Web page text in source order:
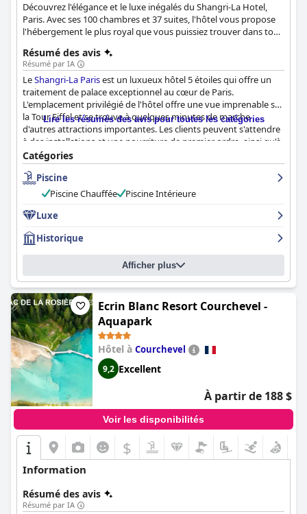
Découvrez l'élégance et le luxe inégalés du Shangri-La Hotel,
Paris. Avec ses 100 chambres et 37 suites, l'hôtel vous propose
l'hébergement le plus royal que vous puissiez trouver dans tout
Résumé des avis
Résumé par IA
LeShangri-La Parisest un luxueux hôtel 5 étoiles qui offre un
traitement de palace exceptionnel au cœur de Paris.
L'emplacement privilégié de l'hôtel offre une vue imprenable sur
la Tour Eiffel et se trouve à quelques minutes de marche
d'autres attractions importantes. Les clients peuvent s'attendre
à des installations et une nourriture de premier ordre, ainsi qu'à
un personnel exceptionnel qui offre une énergie positive et un
traitement de princesse. Les chambres sont incroyablement
propres et bien entretenues, avec d'authentiques moulures et
dorures, des parquets de style Versailles, des œuvres d'art
design français classique de la fin du XVIIIe siècle à de subtiles
sur le petit déjeuner, beaucoup ont vécu une expérience
délicieuse et inoubliable. Le personnel de l'hôtel a été décrit
comme attentif, courtois et poli, l'équipe de la conciergerie se
surpassant pour aider les clients. La propreté de l'hôtel est
irréprochable, les chambres étant nettoyées dans les moindres
détails et entretenues deux fois par jour. Dans l'ensemble, les
clients ont passé un séjour fabuleux auShangri-La Pariset le
recommandent vivement pour une escapade luxueuse à Paris.
Lire les résumés des avis pour toutes les catégories
Catégories
Piscine
Piscine Chauffée
Piscine Intérieure
Luxe
Historique
Afficher plus
Ecrin Blanc Resort Courchevel -
Aquapark
Hôtel à Courchevel
9,2 Excellent
À partir de 188 $
Voir les disponibilités
$
Information
Résumé des avis
Résumé par IA